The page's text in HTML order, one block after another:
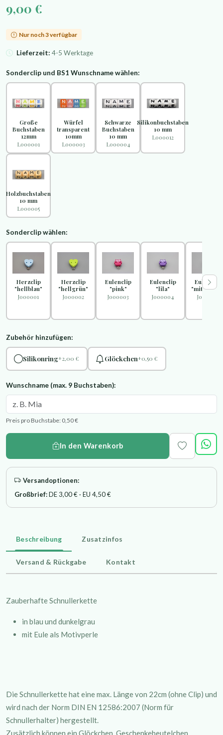
9,00 €
Nur noch 3 verfügbar
Lieferzeit: 4-5 Werktage
Sonderclip und BS1 Wunschname wählen:
Große
Buchstaben
12mm
L000001
Würfel
transparent
10mm
L000003
Schwarze
Buchstaben
10 mm
L000004
Silikonbuchstaben
10 mm
L000012
Holzbuchstaben
10 mm
L000005
Sonderclip wählen:
Herzclip
"hellblau"
J000001
Herzclip
"hellgrün"
J000002
Eulenclip
"pink"
J000003
Eulenclip
"lila"
J000004
Eulenclip
J000005
Zubehör hinzufügen:
Silikonring+2,00 € Glöckchen+0,50 €
Wunschname (max. 9 Buchstaben):
Preis pro Buchstabe: 0,50 €
In den Warenkorb
Versandoptionen:
Großbrief:DE 3,00 € · EU 4,50 €
Beschreibung Zusatzinfos
Versand & Rückgabe Kontakt
Zauberhafte Schnullerkette
in blau und dunkelgrau
mit Eule als Motivperle
Die Schnullerkette hat eine max. Länge von 22cm (ohne Clip) und
wird nach der Norm DIN EN 12586:2007 (Norm für
Schnullerhalter) hergestellt.
Zusätzlich können ein Glöckchen, Geschenkebeutelchen,